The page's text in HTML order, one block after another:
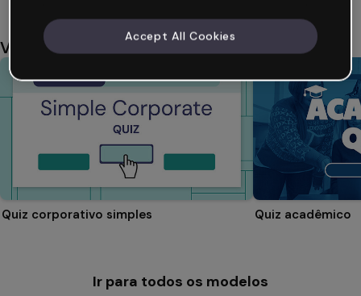
Você também pode gostar
Quiz corporativo simples Quiz acadêmico
Ir para todos os modelos
Accept All Cookies